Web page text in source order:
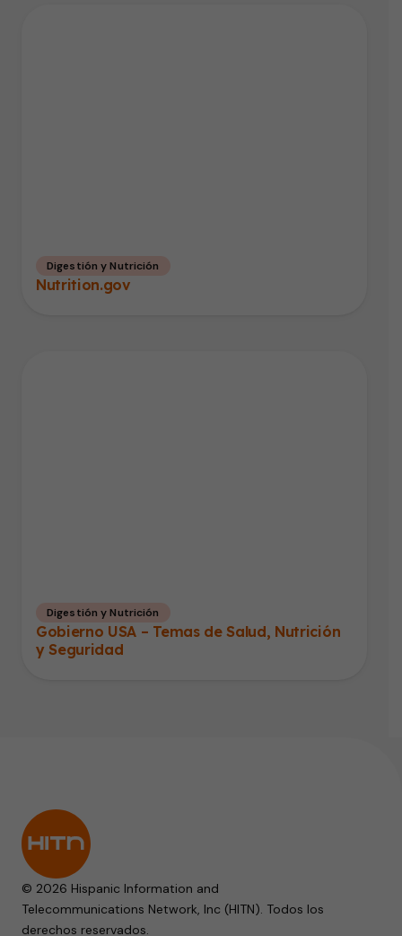
Digestión y Nutrición
Nutrition.gov
Digestión y Nutrición
Gobierno USA – Temas de Salud, Nutrición
y Seguridad
© 2026 Hispanic Information and
Telecommunications Network, Inc (HITN). Todos los
derechos reservados.